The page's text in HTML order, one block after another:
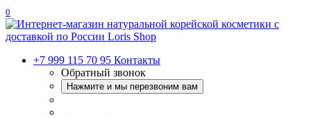
0
+7 999 115 70 95 Контакты
Обратный звонок
Нажмите и мы перезвоним вам